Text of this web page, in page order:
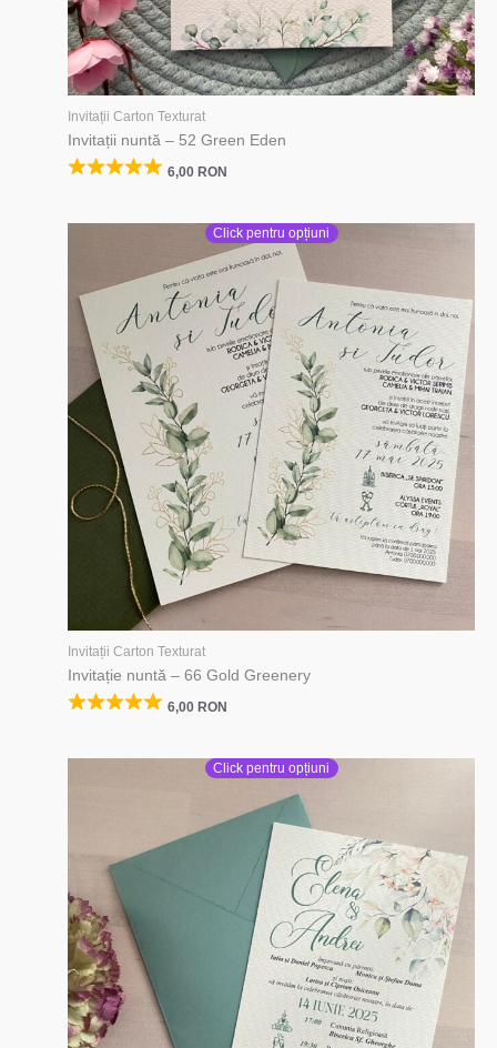
Invitații Carton Texturat
Invitații nuntă – 52 Green Eden
6,00 RON
Click pentru opțiuni
Invitații Carton Texturat
Invitație nuntă – 66 Gold Greenery
6,00 RON
Click pentru opțiuni